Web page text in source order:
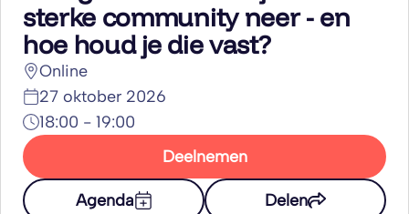
sterke community neer - en
hoe houd je die vast?
Online
27 oktober 2026
18:00 - 19:00
Deelnemen
Agenda Delen